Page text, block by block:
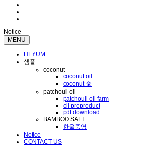
Notice
MENU
HEYUM
샘플
coconut
coconut oil
coconut 숯
patchouli oil
patchouli oil farm
oil preproduct
pdf download
BAMBOO SALT
한울죽염
Notice
CONTACT US